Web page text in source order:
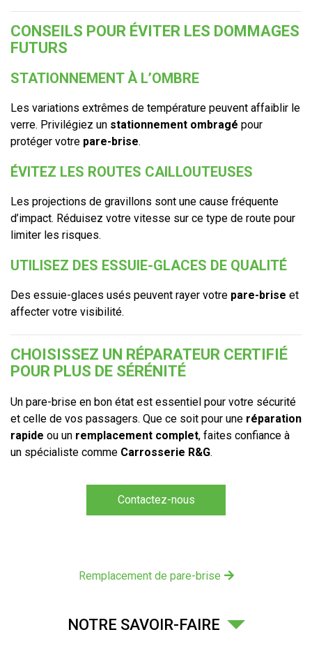
CONSEILS POUR ÉVITER LES DOMMAGES
FUTURS
STATIONNEMENT À L’OMBRE
Les variations extrêmes de température peuvent affaiblir le
verre. Privilégiez un stationnement ombragé pour
protéger votre pare-brise.
ÉVITEZ LES ROUTES CAILLOUTEUSES
Les projections de gravillons sont une cause fréquente
d’impact. Réduisez votre vitesse sur ce type de route pour
limiter les risques.
UTILISEZ DES ESSUIE-GLACES DE QUALITÉ
Des essuie-glaces usés peuvent rayer votre pare-brise et
affecter votre visibilité.
CHOISISSEZ UN RÉPARATEUR CERTIFIÉ
POUR PLUS DE SÉRÉNITÉ
Un pare-brise en bon état est essentiel pour votre sécurité
et celle de vos passagers. Que ce soit pour une réparation
rapide ou un remplacement complet, faites confiance à
un spécialiste comme Carrosserie R&G.
Contactez-nous
Remplacement de pare-brise
NOTRE SAVOIR-FAIRE